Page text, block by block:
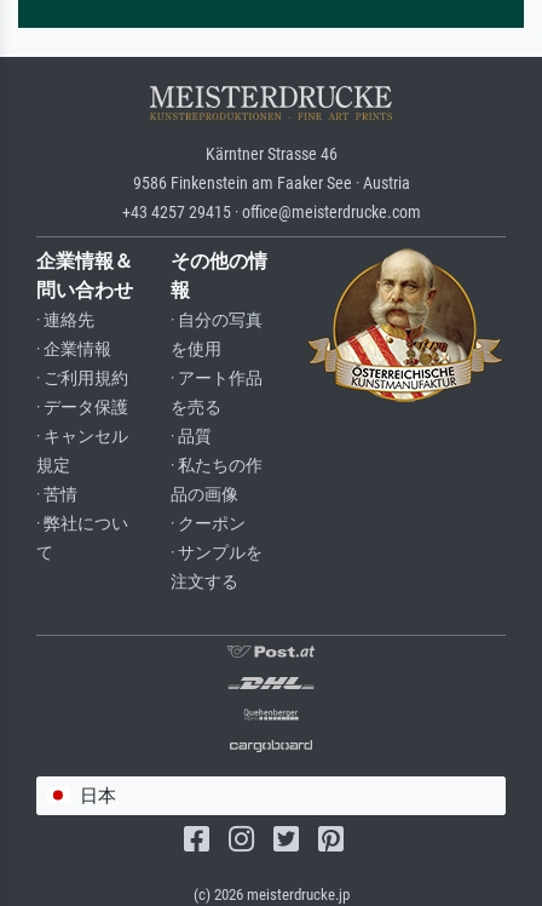
Kärntner Strasse 46
9586 Finkenstein am Faaker See · Austria
+43 4257 29415 · office@meisterdrucke.com
企業情報＆
問い合わせ
· 連絡先
· 企業情報
· ご利用規約
· データ保護
· キャンセル
規定
· 苦情
· 弊社につい
て
その他の情
報
· 自分の写真
を使用
· アート作品
を売る
· 品質
· 私たちの作
品の画像
· クーポン
· サンプルを
注文する
日本
(c) 2026 meisterdrucke.jp